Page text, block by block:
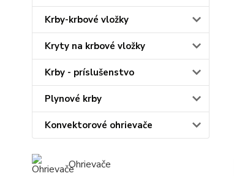
Krby-krbové vložky
Kryty na krbové vložky
Krby - príslušenstvo
Plynové krby
Konvektorové ohrievače
Ohrievače